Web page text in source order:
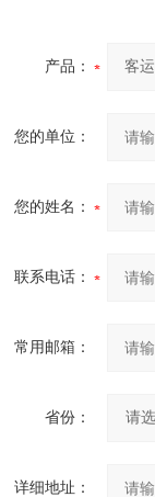
产品：
您的单位：
您的姓名：
联系电话：
常用邮箱：
省份：
详细地址：